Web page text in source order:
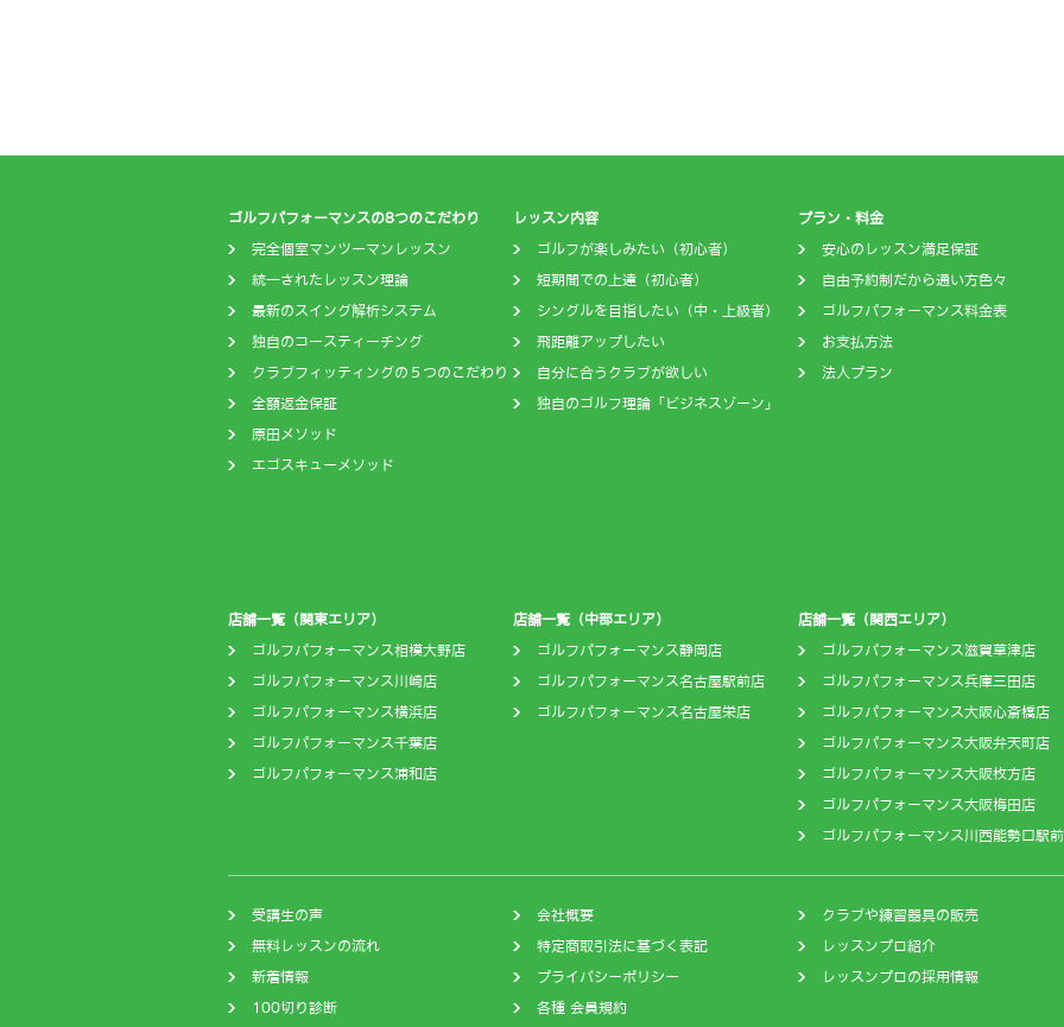
ゴルフパフォーマンスの8つのこだわり
完全個室マンツーマンレッスン
統一されたレッスン理論
最新のスイング解析システム
独自のコースティーチング
クラブフィッティングの５つのこだわり
全額返金保証
原田メソッド
エゴスキューメソッド
レッスン内容
ゴルフが楽しみたい（初心者）
短期間での上達（初心者）
シングルを目指したい（中・上級者）
飛距離アップしたい
自分に合うクラブが欲しい
独自のゴルフ理論「ビジネスゾーン」
プラン・料金
安心のレッスン満足保証
自由予約制だから通い方色々
ゴルフパフォーマンス料金表
お支払方法
法人プラン
店舗一覧（関東エリア）
ゴルフパフォーマンス相模大野店
ゴルフパフォーマンス川崎店
ゴルフパフォーマンス横浜店
ゴルフパフォーマンス千葉店
ゴルフパフォーマンス浦和店
店舗一覧（中部エリア）
ゴルフパフォーマンス静岡店
ゴルフパフォーマンス名古屋駅前店
ゴルフパフォーマンス名古屋栄店
店舗一覧（関西エリア）
ゴルフパフォーマンス滋賀草津店
ゴルフパフォーマンス兵庫三田店
ゴルフパフォーマンス大阪心斎橋店
ゴルフパフォーマンス大阪弁天町店
ゴルフパフォーマンス大阪枚方店
ゴルフパフォーマンス大阪梅田店
ゴルフパフォーマンス川西能勢口駅
受講生の声
無料レッスンの流れ
新着情報
100切り診断
会社概要
特定商取引法に基づく表記
プライバシーポリシー
各種 会員規約
クラブや練習器具の販売
レッスンプロ紹介
レッスンプロの採用情報